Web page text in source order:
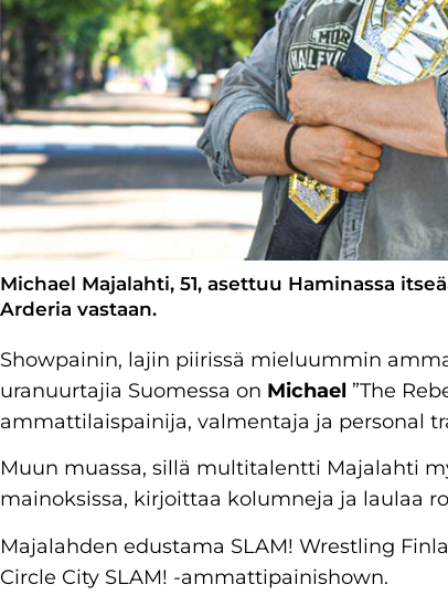
Michael Majalahti, 51, asettuu Haminassa
Arderia vastaan.
Showpainin, lajin piirissä mieluummin
uranuurtajia Suomessa on Michael ”The
ammattilaispainija, valmentaja ja personal
Muun muassa, sillä multitalentti Majalahti
mainoksissa, kirjoittaa kolumneja ja laulaa
Majalahden edustama SLAM! Wrestling
Circle City SLAM! -ammattipainishown.